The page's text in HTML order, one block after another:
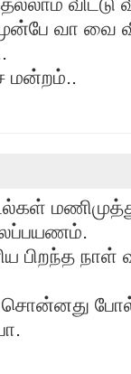
வா வை
மன்றம்..
பிறந்த நாள்
சொன்னது